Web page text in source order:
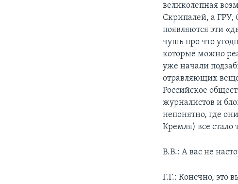
великолепная
Скрипалей, а ГРУ,
появляются эти
чушь про что
которые можно
уже начали
отравляющих
Российское
журналистов и
непонятно, где
Кремля) все стало
В.В.: А вас не
Г.Г.: Конечно, это